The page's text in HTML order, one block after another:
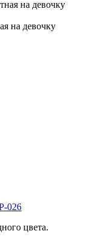
на девочку
026
цвета.